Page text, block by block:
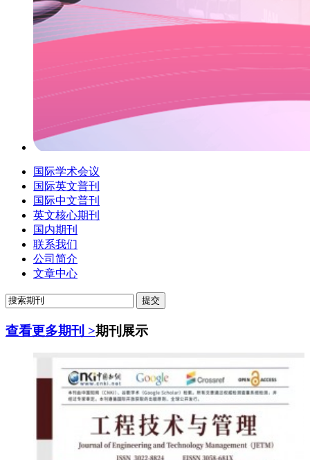
国际学术会议
国际英文普刊
国际中文普刊
英文核心期刊
国内期刊
联系我们
公司简介
文章中心
查看更多期刊 >期刊展示